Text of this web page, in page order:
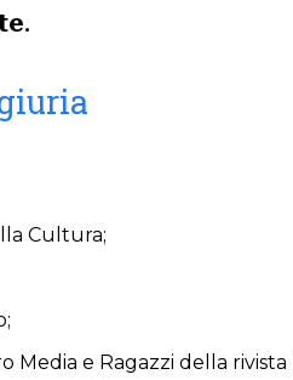
.
Cultura;
Media e Ragazzi della rivista